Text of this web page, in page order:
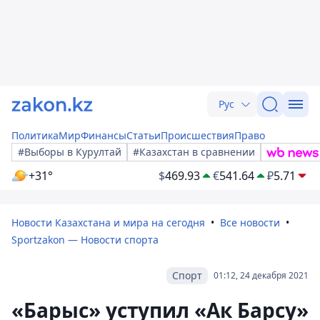
Рус
ПолитикаМирФинансыСтатьиПроисшествияПраво
#Выборы в Курултай
#Казахстан в сравнении
+31° $469.93 €541.64 ₽5.71
Новости Казахстана и мира на сегодня
Все новости
Sportzakon — Новости спорта
01:12, 24 декабря 2021
Спорт
«Барыс» уступил «Ак Барсу»